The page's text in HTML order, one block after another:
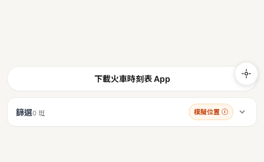
下載火車時刻表 App
篩選0 班 模擬位置 ⓘ